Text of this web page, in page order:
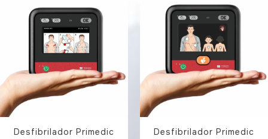
Desfibrilador Primedic
Desfibrilador Primedic